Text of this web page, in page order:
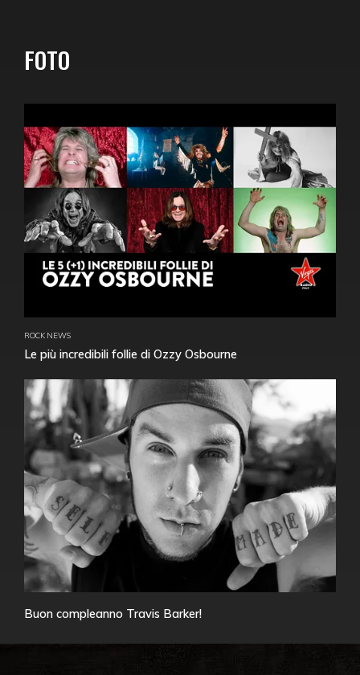
FOTO
ROCK NEWS
Le più incredibili follie di Ozzy Osbourne
Buon compleanno Travis Barker!